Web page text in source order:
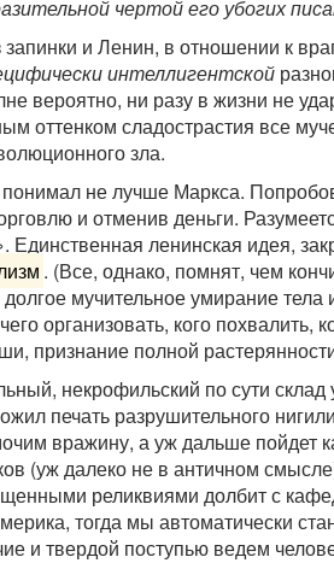
чертой его убогих
и Ленин, в отношении к
интеллигентской
вероятно, ни разу в жизни не
оттенком сладострастия все
зла.
не лучше Маркса.
и отменив деньги.
ленинская идея,
. (Все, однако, помнят, чем
мучительное умирание тела
организовать, кого похвалить,
признание полной
некрофильский по сути
печать разрушительного
вражину, а уж дальше пойдет
(уж далеко не в античном
реликвиями долбит с
тогда мы автоматически
и твердой поступью ведем